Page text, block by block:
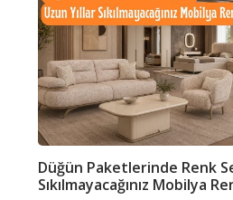
Düğün Paketlerinde Renk
Sıkılmayacağınız Mobilya